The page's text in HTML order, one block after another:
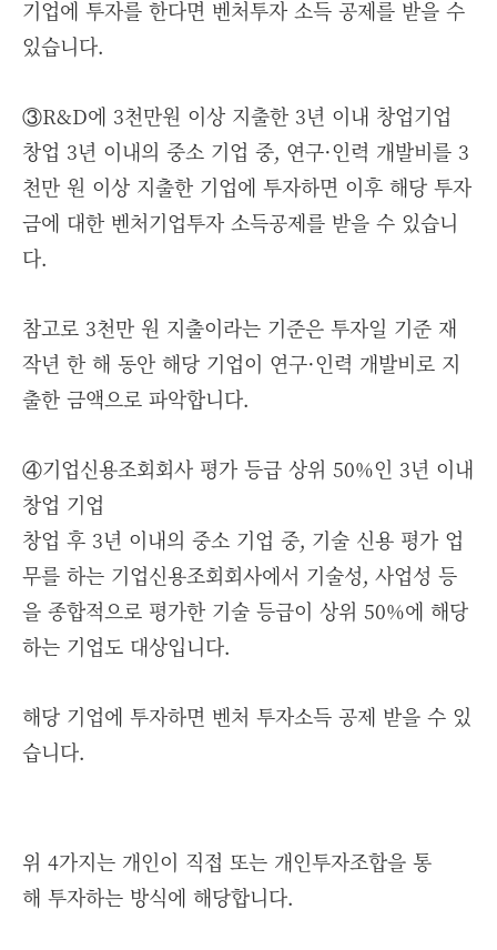
기업에 투자를 한다면 벤처투자 소득 공제를 받을 수
있습니다.
③R&D에 3천만원 이상 지출한 3년 이내 창업기업
창업 3년 이내의 중소 기업 중, 연구·인력 개발비를 3
천만 원 이상 지출한 기업에 투자하면 이후 해당 투자
금에 대한 벤처기업투자 소득공제를 받을 수 있습니
다.
참고로 3천만 원 지출이라는 기준은 투자일 기준 재
작년 한 해 동안 해당 기업이 연구·인력 개발비로 지
출한 금액으로 파악합니다.
④기업신용조회회사 평가 등급 상위 50%인 3년 이내
창업 기업
창업 후 3년 이내의 중소 기업 중, 기술 신용 평가 업
무를 하는 기업신용조회회사에서 기술성, 사업성 등
을 종합적으로 평가한 기술 등급이 상위 50%에 해당
하는 기업도 대상입니다.
해당 기업에 투자하면 벤처 투자소득 공제 받을 수 있
습니다.
위 4가지는 개인이 직접 또는 개인투자조합을 통
해 투자하는 방식에 해당합니다.